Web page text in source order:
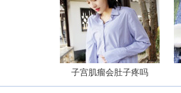
子宫肌瘤会肚子疼吗